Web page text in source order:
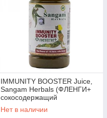
IMMUNITY BOOSTER Juice,
Sangam Herbals (ФЛЕНГИ+
сокосодержащий
безалкогольный напиток,
Сангам Хербалс), 500 мл
Нет в наличии